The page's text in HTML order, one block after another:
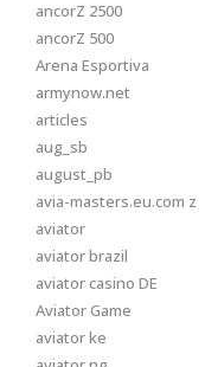
ancorZ 2500
ancorZ 500
Arena Esportiva
armynow.net
articles
aug_sb
august_pb
avia-masters.eu.com z
aviator
aviator brazil
aviator casino DE
Aviator Game
aviator ke